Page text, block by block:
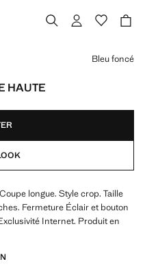
HAUTE
Bleu foncé
longue. Style crop. Taille
Fermeture Éclair et bouton
Internet. Produit en